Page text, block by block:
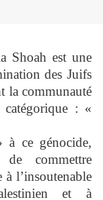
Shoah est une
des Juifs
la communauté
catégorique : «
à ce génocide,
commettre
à l’insoutenable
et à